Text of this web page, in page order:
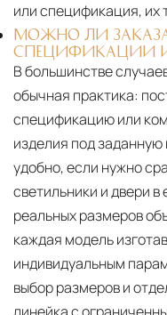
или спецификация, их
МОЖНО ЛИ
СПЕЦИФИКАЦИИ
В большинстве
обычная практика:
спецификацию или
изделия под
удобно, если нужно
светильники и двери
реальных размеров
каждая модель
индивидуальным
выбор размеров и